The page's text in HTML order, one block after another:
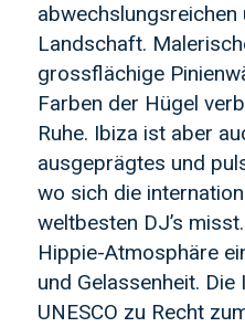
Landschaft.
grossflächige
Farben der Hügel
Ruhe. Ibiza ist aber
ausgeprägtes und
wo sich die
weltbesten DJ’s
Hippie-Atmosphäre
und Gelassenheit.
UNESCO zu Recht